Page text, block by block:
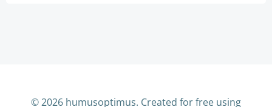
© 2026 humusoptimus. Created for free using